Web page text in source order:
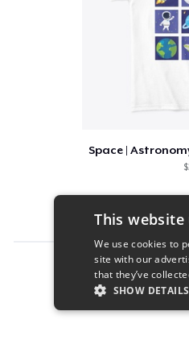
Report this
This website
We use cookies to
site with our
that they’ve
SHOW DETAILS